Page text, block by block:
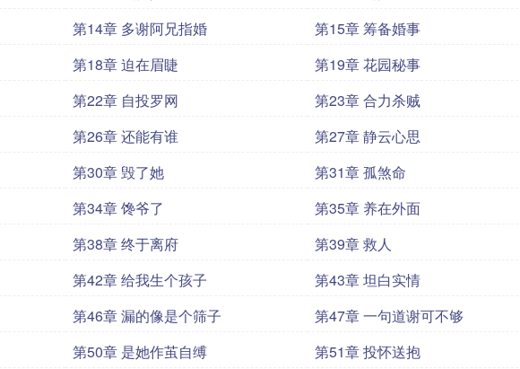
第14章 多谢阿兄指婚 第15章 筹备婚事
第18章 迫在眉睫 第19章 花园秘事
第22章 自投罗网 第23章 合力杀贼
第26章 还能有谁 第27章 静云心思
第30章 毁了她 第31章 孤煞命
第34章 馋爷了 第35章 养在外面
第38章 终于离府 第39章 救人
第42章 给我生个孩子 第43章 坦白实情
第46章 漏的像是个筛子 第47章 一句道谢可不够
第50章 是她作茧自缚 第51章 投怀送抱